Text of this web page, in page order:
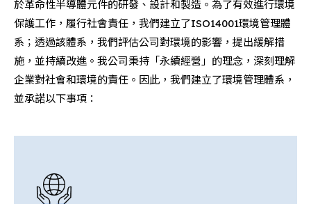
於革命性半導體元件的研發、設計和製造。為了有效進行環境
保護工作，履行社會責任，我們建立了ISO14001環境管理體
系；透過該體系，我們評估公司對環境的影響，提出緩解措
施，並持續改進。我公司秉持「永續經營」的理念，深刻理解
企業對社會和環境的責任。因此，我們建立了環境管理體系，
並承諾以下事項：